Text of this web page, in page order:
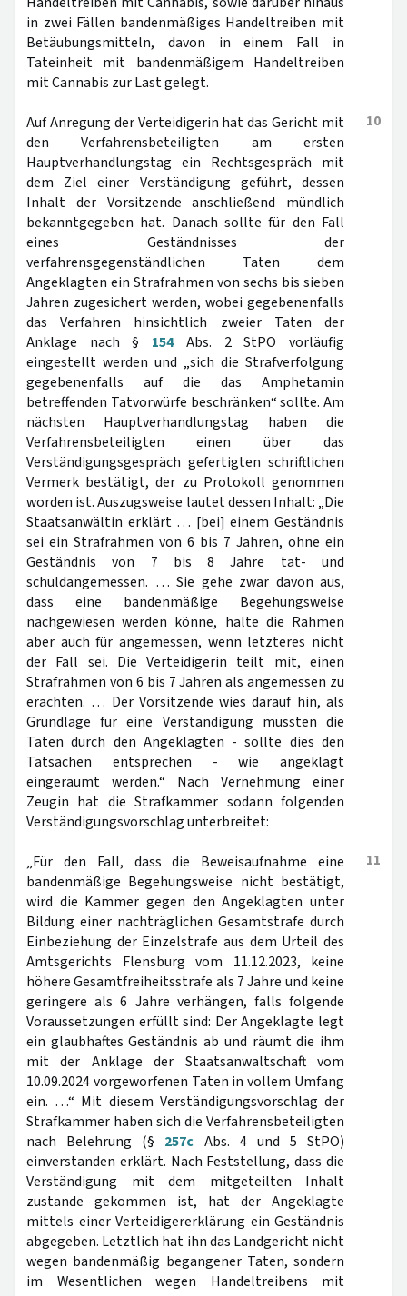
in zwei Fällen bandenmäßiges Handeltreiben mit
Betäubungsmitteln, davon in einem Fall in
Tateinheit mit bandenmäßigem Handeltreiben
mit Cannabis zur Last gelegt.
10
Auf Anregung der Verteidigerin hat das Gericht mit
den Verfahrensbeteiligten am ersten
Hauptverhandlungstag ein Rechtsgespräch mit
dem Ziel einer Verständigung geführt, dessen
Inhalt der Vorsitzende anschließend mündlich
bekanntgegeben hat. Danach sollte für den Fall
eines Geständnisses der
verfahrensgegenständlichen Taten dem
Angeklagten ein Strafrahmen von sechs bis sieben
Jahren zugesichert werden, wobei gegebenenfalls
das Verfahren hinsichtlich zweier Taten der
Anklage nach § 154Abs. 2 StPO vorläufig
eingestellt werden und „sich die Strafverfolgung
gegebenenfalls auf die das Amphetamin
betreffenden Tatvorwürfe beschränken“ sollte. Am
nächsten Hauptverhandlungstag haben die
Verfahrensbeteiligten einen über das
Verständigungsgespräch gefertigten schriftlichen
Vermerk bestätigt, der zu Protokoll genommen
worden ist. Auszugsweise lautet dessen Inhalt: „Die
Staatsanwältin erklärt … [bei] einem Geständnis
sei ein Strafrahmen von 6 bis 7 Jahren, ohne ein
Geständnis von 7 bis 8 Jahre tat- und
schuldangemessen. … Sie gehe zwar davon aus,
dass eine bandenmäßige Begehungsweise
nachgewiesen werden könne, halte die Rahmen
aber auch für angemessen, wenn letzteres nicht
der Fall sei. Die Verteidigerin teilt mit, einen
Strafrahmen von 6 bis 7 Jahren als angemessen zu
erachten. … Der Vorsitzende wies darauf hin, als
Grundlage für eine Verständigung müssten die
Taten durch den Angeklagten - sollte dies den
Tatsachen entsprechen - wie angeklagt
eingeräumt werden.“ Nach Vernehmung einer
Zeugin hat die Strafkammer sodann folgenden
Verständigungsvorschlag unterbreitet:
11
„Für den Fall, dass die Beweisaufnahme eine
bandenmäßige Begehungsweise nicht bestätigt,
wird die Kammer gegen den Angeklagten unter
Bildung einer nachträglichen Gesamtstrafe durch
Einbeziehung der Einzelstrafe aus dem Urteil des
Amtsgerichts Flensburg vom 11.12.2023, keine
höhere Gesamtfreiheitsstrafe als 7 Jahre und keine
geringere als 6 Jahre verhängen, falls folgende
Voraussetzungen erfüllt sind: Der Angeklagte legt
ein glaubhaftes Geständnis ab und räumt die ihm
mit der Anklage der Staatsanwaltschaft vom
10.09.2024 vorgeworfenen Taten in vollem Umfang
ein. …“ Mit diesem Verständigungsvorschlag der
Strafkammer haben sich die Verfahrensbeteiligten
nach Belehrung (§ 257c Abs. 4 und 5 StPO)
einverstanden erklärt. Nach Feststellung, dass die
Verständigung mit dem mitgeteilten Inhalt
zustande gekommen ist, hat der Angeklagte
mittels einer Verteidigererklärung ein Geständnis
abgegeben. Letztlich hat ihn das Landgericht nicht
wegen bandenmäßig begangener Taten, sondern
im Wesentlichen wegen Handeltreibens mit